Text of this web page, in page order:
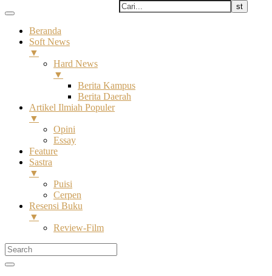
Beranda
Soft News
▼
Hard News
▼
Berita Kampus
Berita Daerah
Artikel Ilmiah Populer
▼
Opini
Essay
Feature
Sastra
▼
Puisi
Cerpen
Resensi Buku
▼
Review-Film